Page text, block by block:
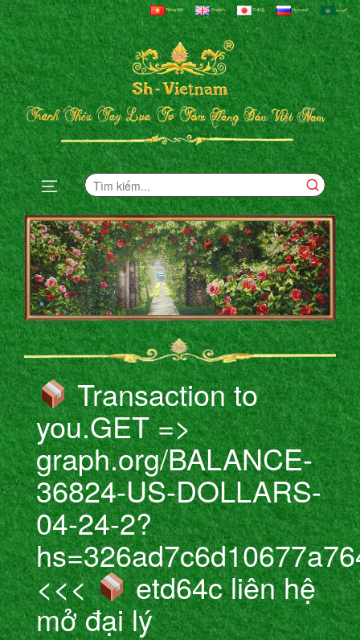
Tiếng Việt English 日本語 Русский العربية
Transaction to
you.GET =>
graph.org/BALANCE-
36824-US-DOLLARS-
04-24-2?
<<< etd64c liên hệ
mở đại lý